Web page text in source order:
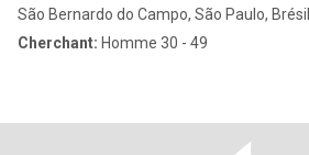
São Bernardo do Campo, São Paulo, Brésil
Cherchant: Homme 30 - 49